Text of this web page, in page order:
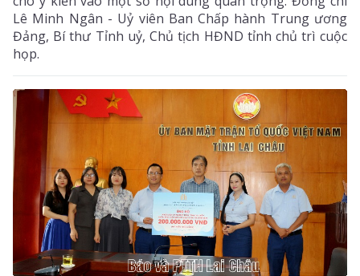
Lê Minh Ngân - Uỷ viên Ban Chấp hành Trung ương
Đảng, Bí thư Tỉnh uỷ, Chủ tịch HĐND tỉnh chủ trì cuộc
họp.